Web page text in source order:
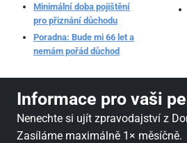
Minimální doba pojištění
pro přiznání důchodu
Poradna: Bude mi 66 let a
nemám pořád důchod
Informace pro vaši
Nenechte si ujít zpravodajství z
Zasíláme maximálně 1× měsíčně.